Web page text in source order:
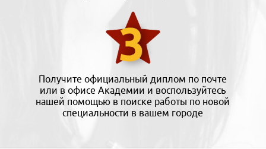
Получите официальный диплом по почте
или в офисе Академии и воспользуйтесь
нашей помощью в поиске работы по новой
специальности в вашем городе